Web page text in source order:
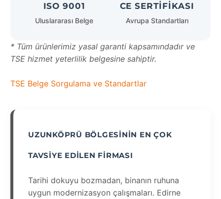
ISO 9001
Uluslararası Belge
CE SERTIFIKASI
Avrupa Standartları
* Tüm ürünlerimiz yasal garanti kapsamındadır ve
TSE hizmet yeterlilik belgesine sahiptir.
TSE Belge Sorgulama ve Standartlar
UZUNKÖPRÜ BÖLGESININ EN ÇOK
TAVSIYE EDILEN FIRMASI
Tarihi dokuyu bozmadan, binanın ruhuna
uygun modernizasyon çalışmaları. Edirne